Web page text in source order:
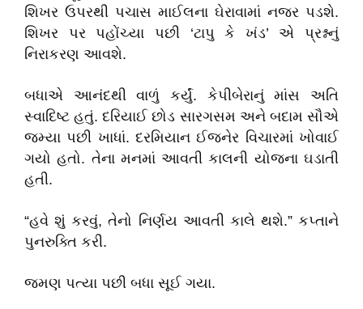
શિખર ઉપરથી પચાસ માઈલના ઘેરાવામાં નજર પડશે.
શિખર પર પહોંચ્યા પછી‘ટાપુ કે ખંડ’એ પ્રશ્નનું
નિરાકરણ આવશે.
બધાએ આનંદથી વાળું કર્યું. કેપીબેરાનું માંસ અતિ
સ્વાદિષ્ટ હતું. દરિયાઈ છોડ સારગસમ અને બદામ સૌએ
જમ્યા પછી ખાધાં. દરમિયાન ઈજનેર વિચારમાં ખોવાઈ
ગયો હતો. તેના મનમાં આવતી કાલની યોજના ઘડાતી
હતી.
“હવે શું કરવું,તેનો નિર્ણય આવતી કાલે થશે.” કપ્તાને
પુનરુક્તિ કરી.
જમણ પત્યા પછી બધા સૂઈ ગયા.